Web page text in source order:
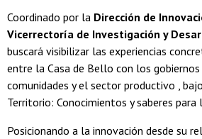
Coordinado por la Dirección de
Vicerrectoría de Investigación y
buscará visibilizar las experiencias
entre la Casa de Bello con los
comunidades y el sector productivo ,
Territorio: Conocimientos y saberes
Posicionando a la innovación desde su